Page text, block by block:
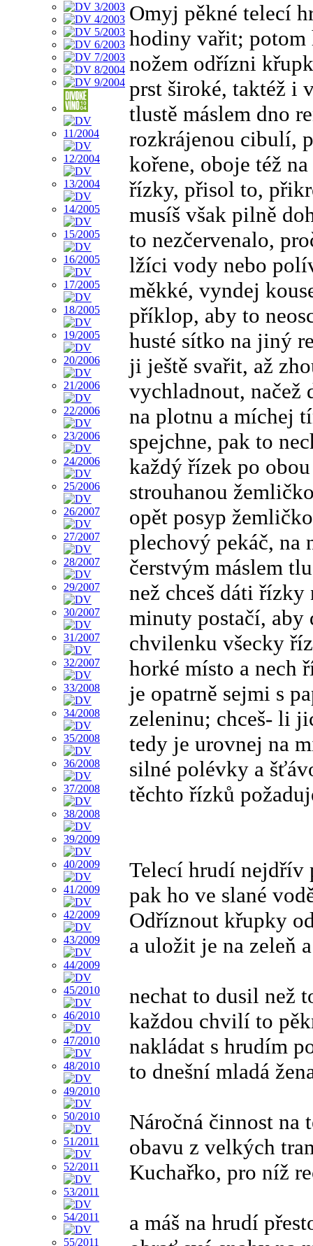
Omyj pěkné telecí
hodiny vařit; potom
nožem odřízni
prst široké, taktéž i
tlustě máslem dno
rozkrájenou cibulí,
kořene, oboje též
řízky, přisol to,
musíš však pilně
to nezčervenalo,
lžíci vody nebo
měkké, vyndej
příklop, aby to
husté sítko na jiný
ji ještě svařit, až
vychladnout, načež
na plotnu a míchej
spejchne, pak to
každý řízek po
strouhanou
opět posyp
plechový pekáč,
čerstvým máslem
než chceš dáti
minuty postačí, aby
chvilenku všecky
horké místo a nech
je opatrně sejmi s
zeleninu; chceš- li
tedy je urovnej na
silné polévky a
těchto řízků
Telecí hrudí nejdřív
pak ho ve slané
Odříznout křupky
a uložit je na zeleň
nechat to dusil než
každou chvilí to
nakládat s hrudím
to dnešní mladá
Náročná činnost na
obavu z velkých
Kuchařko, pro níž
a máš na hrudí